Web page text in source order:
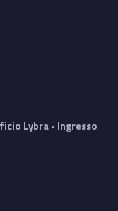
Lybra - Ingresso